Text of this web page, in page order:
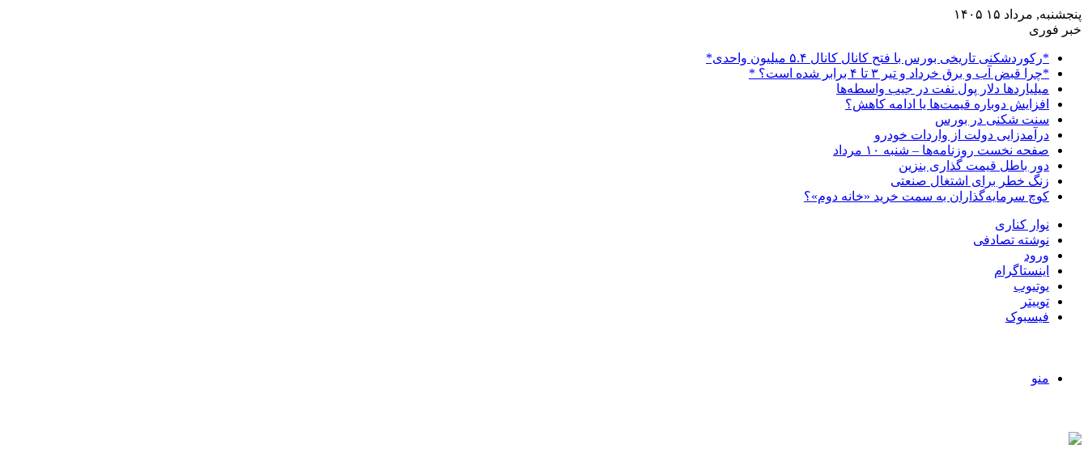
پنجشنبه, مرداد ۱۵ ۱۴۰۵
خبر فوری
*رکوردشکنی تاریخی بورس با فتح کانال کانال ۵.۴ میلیون واحدی*
*چرا قبض آب و برق خرداد و تیر ۳ تا ۴ برابر شده است؟ *
میلیاردها دلار پول نفت در جیب واسطه‌ها
افزایش دوباره قیمت‌ها یا ادامه کاهش؟
سنت شکنی در بورس
درآمدزایی دولت از واردات خودرو
صفحه نخست روزنامه‌ها – شنبه ۱۰ مرداد
دور باطل قیمت گذاری بنزین
زنگ خطر برای اشتغال صنعتی
کوچ سرمایه‌گذاران به سمت خرید «خانه دوم»؟
نوار کناری
نوشته تصادفی
ورود
اینستاگرام
یوتیوب
توییتر
فیسبوک
منو